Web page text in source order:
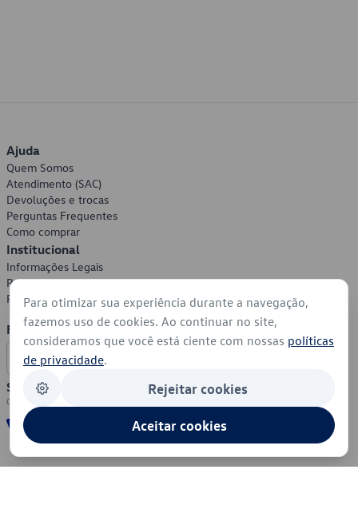
Ajuda
Quem Somos
Atendimento (SAC)
Devoluções e trocas
Perguntas Frequentes
Como comprar
Institucional
Informações Legais
Política de Privacidade
Política de Cookies
Formas de Pagamento
Segurança
Para otimizar sua experiência durante a navegação,
fazemos uso de cookies. Ao continuar no site,
consideramos que você está ciente com nossas políticas
de privacidade.
Rejeitar cookies
Aceitar cookies